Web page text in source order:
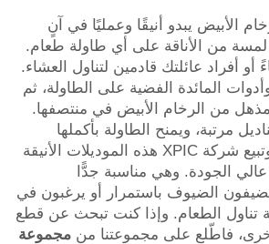
الأبيض يبدو أنيقًا وعمليًا في آنٍ
لمسة من الأناقة على أي طاولة طعام.
أفراد عائلتك قادمين لتناول العشاء.
المائدة الفضية على الطاولة، ثم
من الرخام الأبيض في منتصفها.
مرتبة، ويمنح الطاولة بأكملها
مظهرًا أكثر فخامة. وتبيع شركة XPIC هذه الموديلات الأنيقة
الجودة. وهي مناسبة جدًّا
الضيوف باستمرار أو يرغبون في
الطعام. وإذا كنت تبحث عن قطع
فاطّلع على مجموعتنا من مجموعة